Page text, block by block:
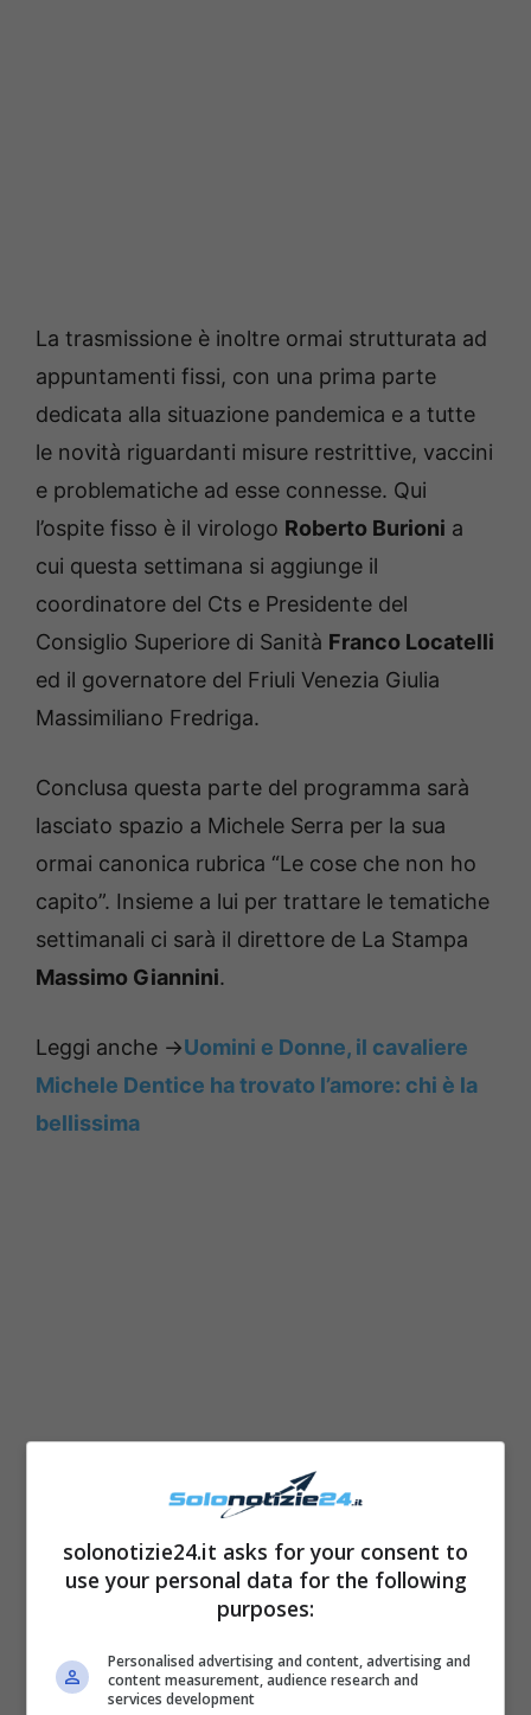
La trasmissione è inoltre ormai strutturata ad
appuntamenti fissi, con una prima parte
dedicata alla situazione pandemica e a tutte
le novità riguardanti misure restrittive, vaccini
e problematiche ad esse connesse. Qui
l’ospite fisso è il virologo Roberto Burioni a
cui questa settimana si aggiunge il
coordinatore del Cts e Presidente del
Consiglio Superiore di Sanità Franco Locatelli
ed il governatore del Friuli Venezia Giulia
Massimiliano Fredriga.
Conclusa questa parte del programma sarà
lasciato spazio a Michele Serra per la sua
ormai canonica rubrica “Le cose che non ho
capito”. Insieme a lui per trattare le tematiche
settimanali ci sarà il direttore de La Stampa
Massimo Giannini.
Leggi anche ->Uomini e Donne, il cavaliere
Michele Dentice ha trovato l’amore: chi è la
bellissima
Che Tempo Che Fa,
anticipazioni e ospiti di
domenica 5 dicembre
solonotizie24.it asks for your consent to
use your personal data for the following
purposes:
Personalised advertising and content, advertising and
content measurement, audience research and
services development